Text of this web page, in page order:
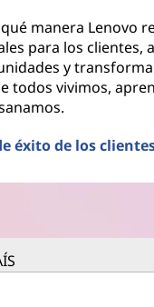
manera Lenovo
para los clientes,
y
todos vivimos,
éxito de los